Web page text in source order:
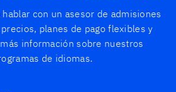
con un asesor de admisiones
planes de pago flexibles y
información sobre nuestros
de idiomas.